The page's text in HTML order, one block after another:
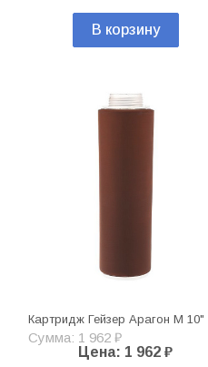
В корзину
Картридж Гейзер Арагон М 10"
Сумма: 1 962 ₽
Цена: 1 962 ₽